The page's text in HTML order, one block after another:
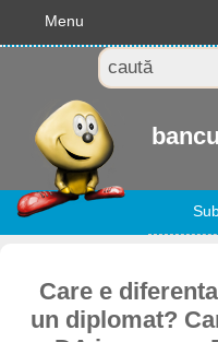
Menu
Care e
un diplomat?